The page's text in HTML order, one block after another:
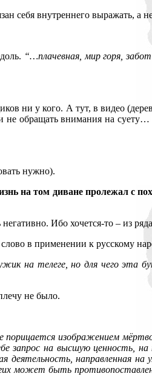
себя внутреннего выражать, а
“…плачевная, мир горя,
ни у кого. А тут, в видео
обращать внимания на
нужно).
на том диване пролежал с
Ибо хочется-то – из
в применении к русскому
на телеге, но для чего эта
не было.
порицается изображением
на высшую ценность,
направленная
может быть